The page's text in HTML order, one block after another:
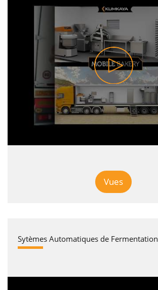
Vues
Sytèmes Automatiques de Fermentation